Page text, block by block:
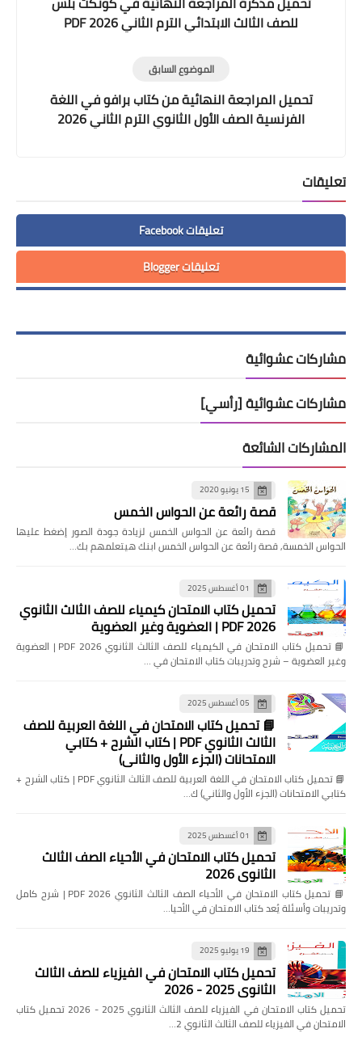
للصف الثالث الابتدائي الترم الثاني 2026 PDF
الموضوع السابق
تحميل المراجعة النهائية من كتاب برافو في اللغة
الفرنسية الصف الأول الثانوي الترم الثاني 2026
تعليقات
تعليقات Facebook
تعليقات Blogger
مشاركات عشوائية
مشاركات عشوائية [رأسي]
المشاركات الشائعة
15 يونيو 2020
قصة رائعة عن الحواس الخمس
قصة رائعة عن الحواس الخمس لزيادة جودة الصور إضغط عليها
الحواس الخمسة, قصة رائعة عن الحواس الخمس ابنك هيتعلمهم بك…
01 أغسطس 2025
تحميل كتاب الامتحان كيمياء للصف الثالث الثانوي
2026 PDF | العضوية وغير العضوية
📘 تحميل كتاب الامتحان في الكيمياء للصف الثالث الثانوي 2026 PDF | العضوية
وغير العضوية – شرح وتدريبات كتاب الامتحان في …
05 أغسطس 2025
📘 تحميل كتاب الامتحان في اللغة العربية للصف
الثالث الثانوي PDF | كتاب الشرح + كتابي
الامتحانات (الجزء الأول والثاني)
📘 تحميل كتاب الامتحان في اللغة العربية للصف الثالث الثانوي PDF | كتاب الشرح +
كتابي الامتحانات (الجزء الأول والثاني) ك…
01 أغسطس 2025
تحميل كتاب الامتحان في الأحياء الصف الثالث
الثانوي 2026
📘 تحميل كتاب الامتحان في الأحياء الصف الثالث الثانوي 2026 PDF | شرح كامل
وتدريبات وأسئلة يُعد كتاب الامتحان في الأحيا…
19 يوليو 2025
تحميل كتاب الامتحان في الفيزياء للصف الثالث
الثانوي 2025 - 2026
تحميل كتاب الامتحان في الفيزياء للصف الثالث الثانوي 2025 - 2026 تحميل كتاب
الامتحان في الفيزياء للصف الثالث الثانوي 2…